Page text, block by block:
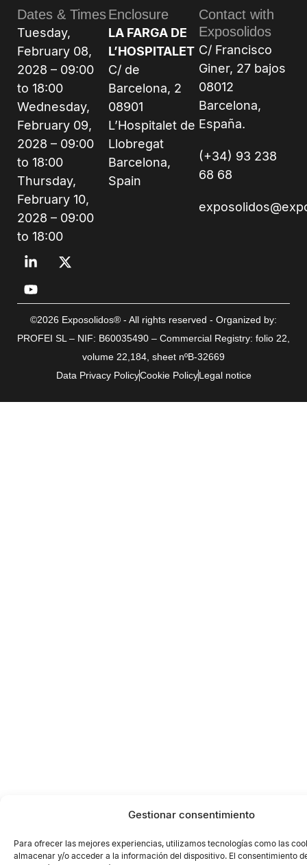
Gestionar consentimiento
Para ofrecer las mejores experiencias, utilizamos tecnologías como las
almacenar y/o acceder a la información del dispositivo. El consentimiento
Dates & Times
Tuesday,
February 08,
2028 – 09:00
to 18:00
Wednesday,
February 09,
2028 – 09:00
to 18:00
Thursday,
February 10,
2028 – 09:00
to 18:00
Enclosure
LA FARGA DE
L’HOSPITALET
C/ de
Barcelona, 2
08901
L’Hospitalet de
Llobregat
Barcelona,
Spain
Contact with
Exposolidos
C/ Francisco
Giner, 27 bajos
08012
Barcelona,
España.
(+34) 93 238
68 68
©2026 Exposolidos® - All rights reserved - Organized by:
PROFEI SL – NIF: B60035490 – Commercial Registry: folio 22,
volume 22,184, sheet nºB-32669
Data Privacy PolicyCookie PolicyLegal notice